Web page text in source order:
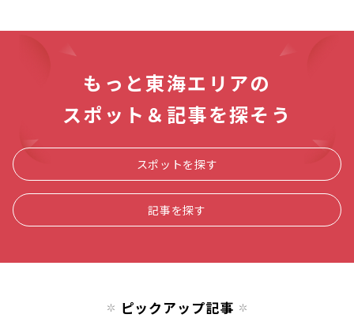
もっと東海エリアの
スポット＆記事を探そう
スポットを探す
記事を探す
ピックアップ記事